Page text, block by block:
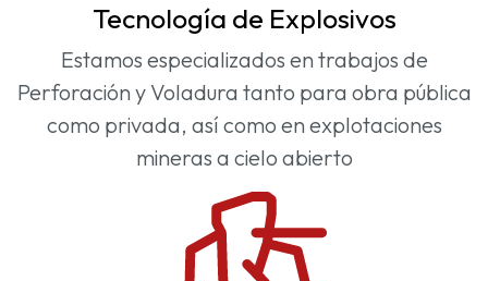
Tecnología de Explosivos
Estamos especializados en trabajos de
Perforación y Voladura tanto para obra pública
como privada, así como en explotaciones
mineras a cielo abierto